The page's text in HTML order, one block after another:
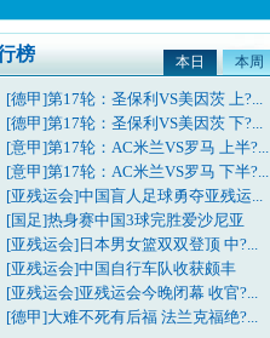
榜 本日 本周
[德甲]第17轮：圣保利VS美因茨 上?...
[德甲]第17轮：圣保利VS美因茨 下?...
[意甲]第17轮：AC米兰VS罗马 上半?...
[意甲]第17轮：AC米兰VS罗马 下半?...
[亚残运会]中国盲人足球勇夺亚残运...
[国足]热身赛中国3球完胜爱沙尼亚
[亚残运会]日本男女篮双双登顶 中?...
[亚残运会]中国自行车队收获颇丰
[亚残运会]亚残运会今晚闭幕 收官?...
[德甲]大难不死有后福 法兰克福绝?...